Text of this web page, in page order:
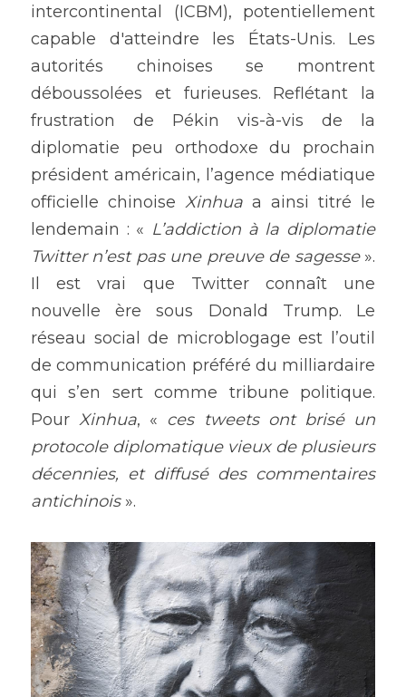
intercontinental (ICBM), potentiellement
capable d'atteindre les États-Unis. Les
autorités chinoises se montrent
déboussolées et furieuses. Reflétant la
frustration de Pékin vis-à-vis de la
diplomatie peu orthodoxe du prochain
président américain, l’agence médiatique
officielle chinoise Xinhua a ainsi titré le
lendemain : « L’addiction à la diplomatie
Twitter n’est pas une preuve de sagesse ».
Il est vrai que Twitter connaît une
nouvelle ère sous Donald Trump. Le
réseau social de microblogage est l’outil
de communication préféré du milliardaire
qui s’en sert comme tribune politique.
Pour Xinhua, « ces tweets ont brisé un
protocole diplomatique vieux de plusieurs
décennies, et diffusé des commentaires
antichinois ».